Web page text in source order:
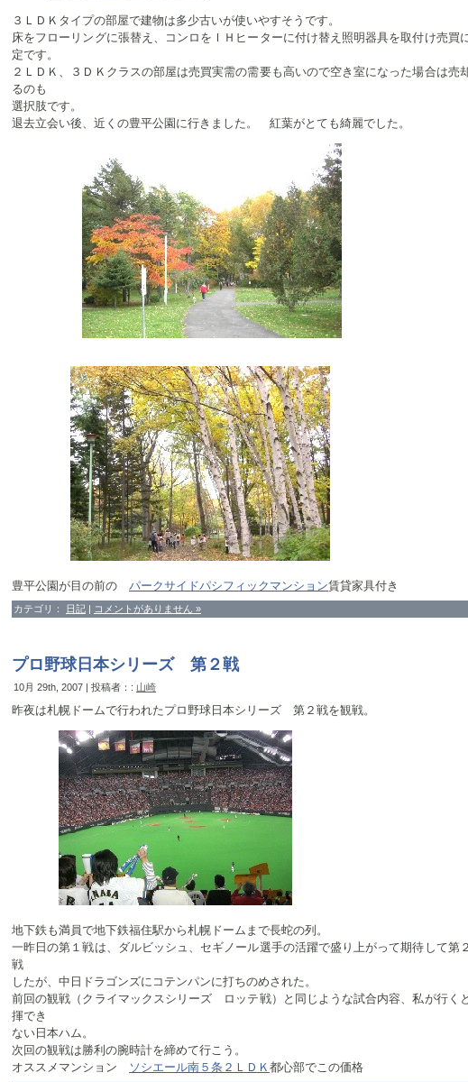
３ＬＤＫタイプの部屋で建物は多少古いが使いやすそうです。
床をフローリングに張替え、コンロをＩＨヒーターに付け替え照明器具を取付け売買
定です。
２ＬＤＫ、３ＤＫクラスの部屋は売買実需の需要も高いので空き室になった場合は売
るのも
選択肢です。
退去立会い後、近くの豊平公園に行きました。 紅葉がとても綺麗でした。
豊平公園が目の前の パークサイドパシフィックマンション賃貸家具付き
カテゴリ： 日記 | コメントがありません »
プロ野球日本シリーズ 第２戦
10月 29th, 2007 | 投稿者：: 山崎
昨夜は札幌ドームで行われたプロ野球日本シリーズ 第２戦を観戦。
地下鉄も満員で地下鉄福住駅から札幌ドームまで長蛇の列。
一昨日の第１戦は、ダルビッシュ、セギノール選手の活躍で盛り上がって期待して第
戦
したが、中日ドラゴンズにコテンパンに打ちのめされた。
前回の観戦（クライマックスシリーズ ロッテ戦）と同じような試合内容、私が行く
揮でき
ない日本ハム。
次回の観戦は勝利の腕時計を締めて行こう。
オススメマンション
ソシエール南５条２ＬＤＫ 都心部でこの価格